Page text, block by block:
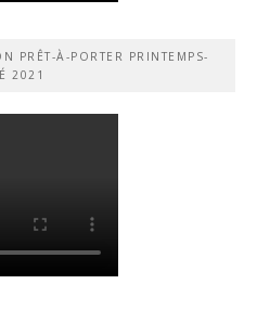
PRÊT-À-PORTER PRINTEMPS-
2021